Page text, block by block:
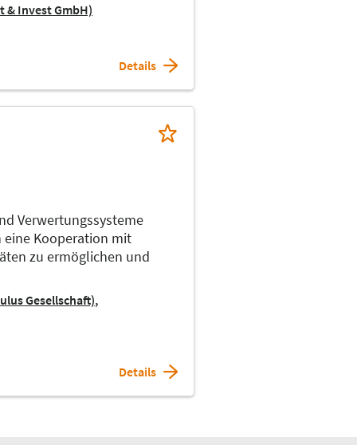
& Invest GmbH)
Details
Verwertungssysteme
eine Kooperation mit
zu ermöglichen und
Gesellschaft)
Details